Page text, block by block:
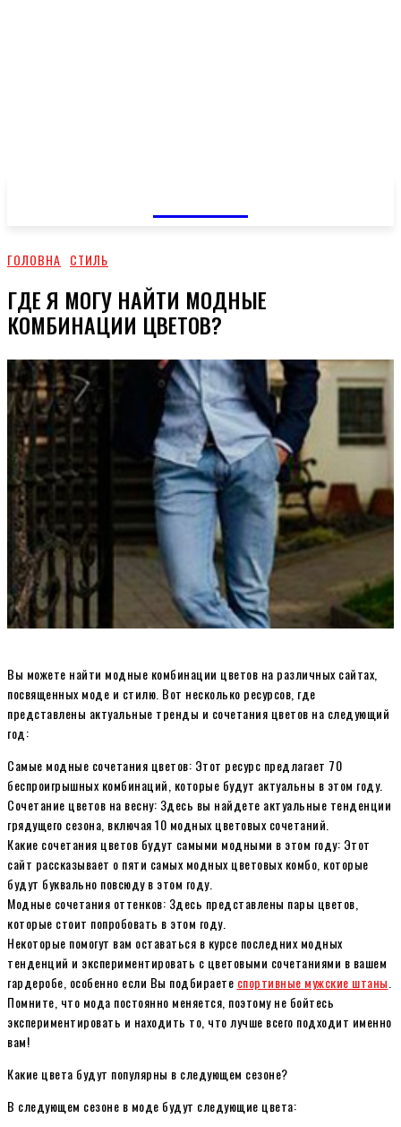
ГОЛОВНА СТИЛЬ
ГДЕ Я МОГУ НАЙТИ МОДНЫЕ
КОМБИНАЦИИ ЦВЕТОВ?
Вы можете найти модные комбинации цветов на различных сайтах,
посвященных моде и стилю. Вот несколько ресурсов, где
представлены актуальные тренды и сочетания цветов на следующий
год:
Самые модные сочетания цветов: Этот ресурс предлагает 70
беспроигрышных комбинаций, которые будут актуальны в этом году.
Сочетание цветов на весну: Здесь вы найдете актуальные тенденции
грядущего сезона, включая 10 модных цветовых сочетаний.
Какие сочетания цветов будут самыми модными в этом году: Этот
сайт рассказывает о пяти самых модных цветовых комбо, которые
будут буквально повсюду в этом году.
Модные сочетания оттенков: Здесь представлены пары цветов,
которые стоит попробовать в этом году.
Некоторые помогут вам оставаться в курсе последних модных
тенденций и экспериментировать с цветовыми сочетаниями в вашем
гардеробе, особенно если Вы подбираете спортивные мужские штаны
Помните, что мода постоянно меняется, поэтому не бойтесь
экспериментировать и находить то, что лучше всего подходит именно
вам!
Какие цвета будут популярны в следующем сезоне?
В следующем сезоне в моде будут следующие цвета: